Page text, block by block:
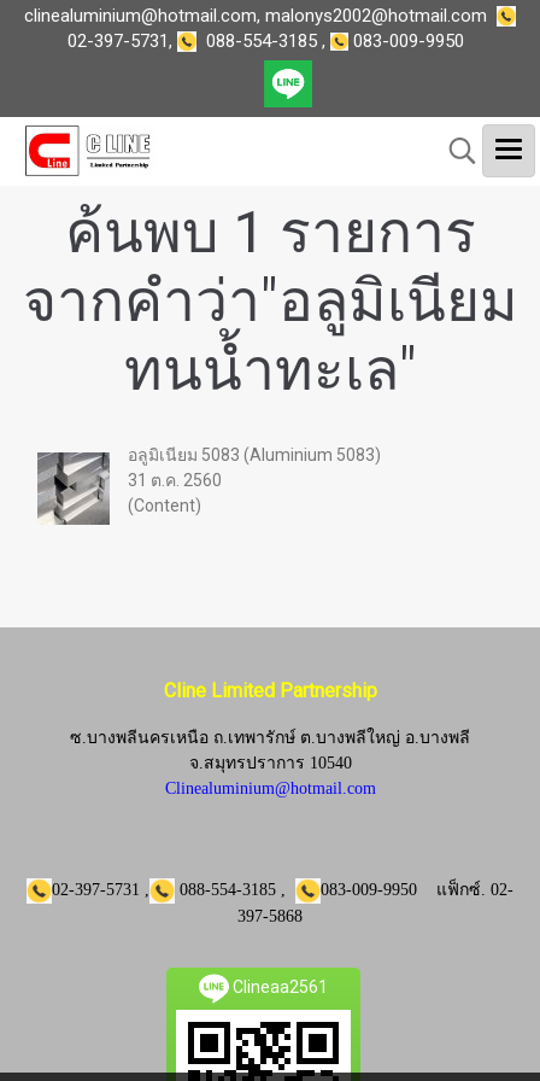
clinealuminium@hotmail.com, malonys2002@hotmail.com
02-397-5731, 088-554-3185, 083-009-9950
ค้นพบ 1 รายการ
จากคำว่า"อลูมิเนียม
ทนน้ำทะเล"
อลูมิเนียม 5083 (Aluminium 5083)
31 ต.ค. 2560
(Content)
Cline Limited Partnership
ซ.บางพลีนครเหนือ ถ.เทพารักษ์ ต.บางพลีใหญ่ อ.บางพลี
จ.สมุทรปราการ 10540
Clinealuminium@hotmail.com
02-397-5731 , 088-554-3185 , 083-009-9950 แฟ็กซ์. 02-
397-5868
Clineaa2561